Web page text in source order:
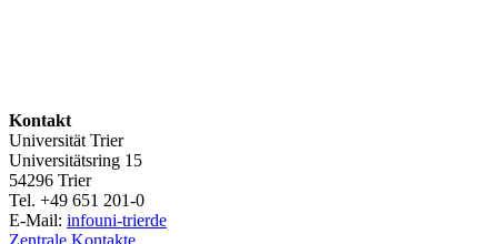
Kontakt
Universität Trier
Universitätsring 15
54296 Trier
Tel. +49 651 201-0
E-Mail: infouni-trierde